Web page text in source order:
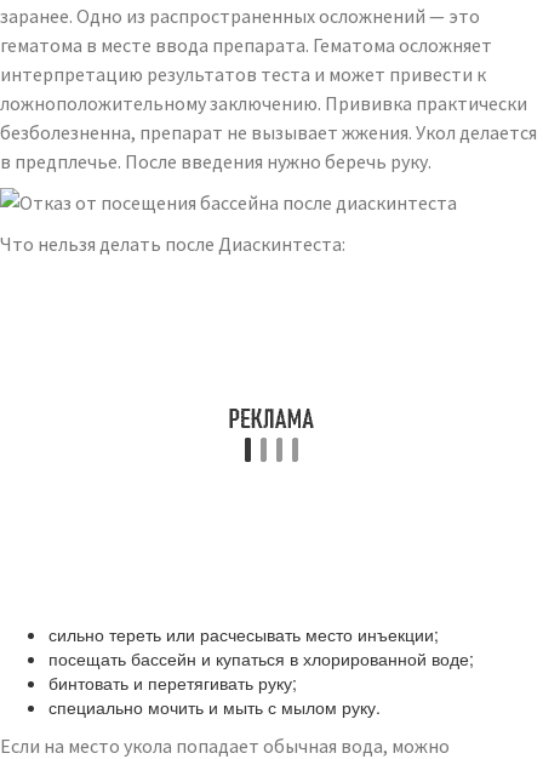
заранее. Одно из распространенных осложнений — это
гематома в месте ввода препарата. Гематома осложняет
интерпретацию результатов теста и может привести к
ложноположительному заключению. Прививка практически
безболезненна, препарат не вызывает жжения. Укол делается
в предплечье. После введения нужно беречь руку.
Что нельзя делать после Диаскинтеста:
сильно тереть или расчесывать место инъекции;
посещать бассейн и купаться в хлорированной воде;
бинтовать и перетягивать руку;
специально мочить и мыть с мылом руку.
Если на место укола попадает обычная вода, можно